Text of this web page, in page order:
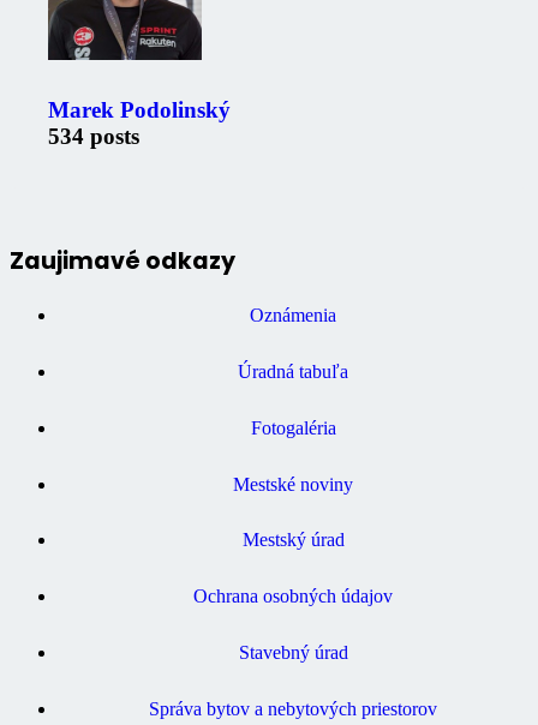
Marek Podolinský
534 posts
Zaujimavé odkazy
Oznámenia
Úradná tabuľa
Fotogaléria
Mestské noviny
Mestský úrad
Ochrana osobných údajov
Stavebný úrad
Správa bytov a nebytových priestorov